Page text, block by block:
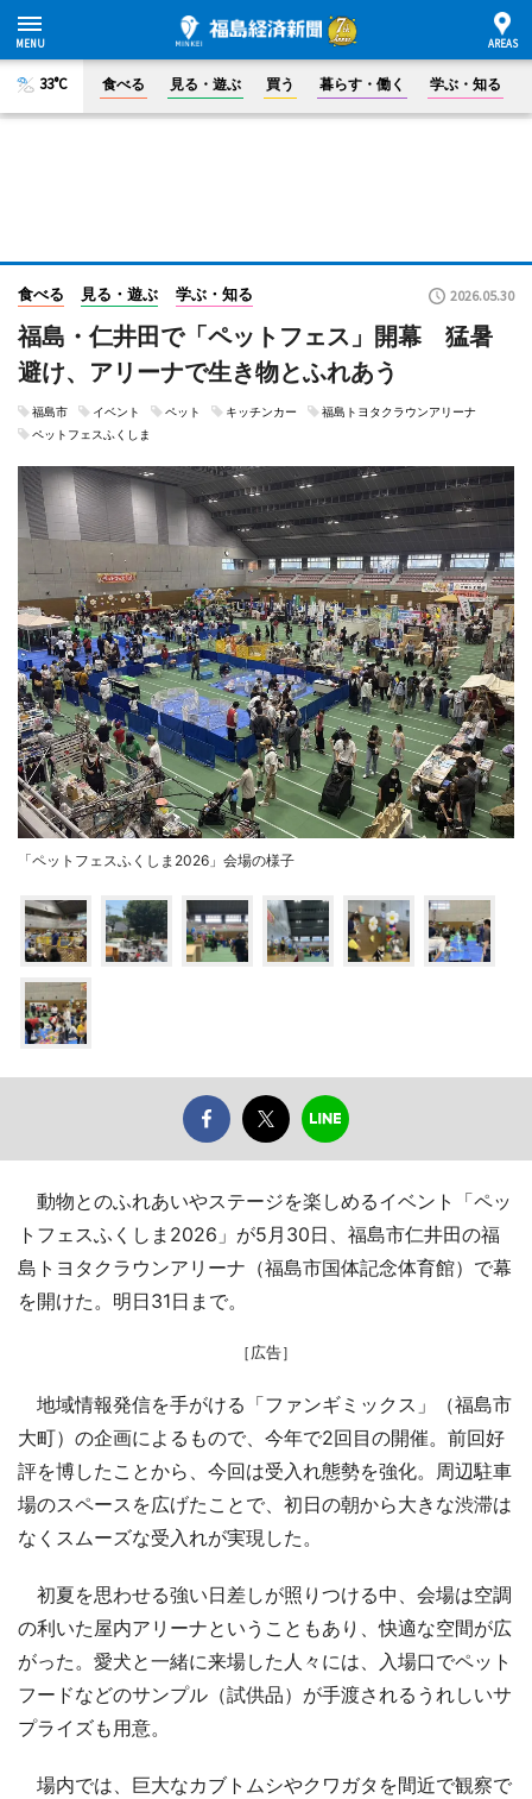
33°C 食べる 見る・遊ぶ 買う 暮らす・働く 学ぶ・知る
食べる 見る・遊ぶ 学ぶ・知る 2026.05.30
福島・仁井田で「ペットフェス」開幕 猛暑
避け、アリーナで生き物とふれあう
福島市 イベント ペット キッチンカー
福島トヨタクラウンアリーナ
ペットフェスふくしま
「ペットフェスふくしま2026」会場の様子
動物とのふれあいやステージを楽しめるイベント「ペッ
トフェスふくしま2026」が5月30日、福島市仁井田の福
島トヨタクラウンアリーナ（福島市国体記念体育館）で幕
を開けた。明日31日まで。
［広告］
地域情報発信を手がける「ファンギミックス」（福島市
大町）の企画によるもので、今年で2回目の開催。前回好
評を博したことから、今回は受入れ態勢を強化。周辺駐車
場のスペースを広げたことで、初日の朝から大きな渋滞は
なくスムーズな受入れが実現した。
初夏を思わせる強い日差しが照りつける中、会場は空調
の利いた屋内アリーナということもあり、快適な空間が広
がった。愛犬と一緒に来場した人々には、入場口でペット
フードなどのサンプル（試供品）が手渡されるうれしいサ
プライズも用意。
場内では、巨大なカブトムシやクワガタを間近で観察で